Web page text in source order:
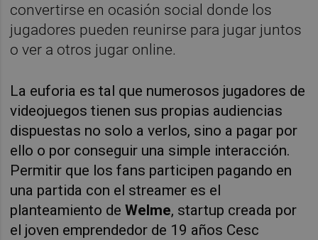
convertirse en ocasión social donde los
jugadores pueden reunirse para jugar juntos
o ver a otros jugar online.
La euforia es tal que numerosos jugadores de
videojuegos tienen sus propias audiencias
dispuestas no solo a verlos, sino a pagar por
ello o por conseguir una simple interacción.
Permitir que los fans participen pagando en
una partida con el streamer es el
planteamiento de Welme, startup creada por
el joven emprendedor de 19 años Cesc